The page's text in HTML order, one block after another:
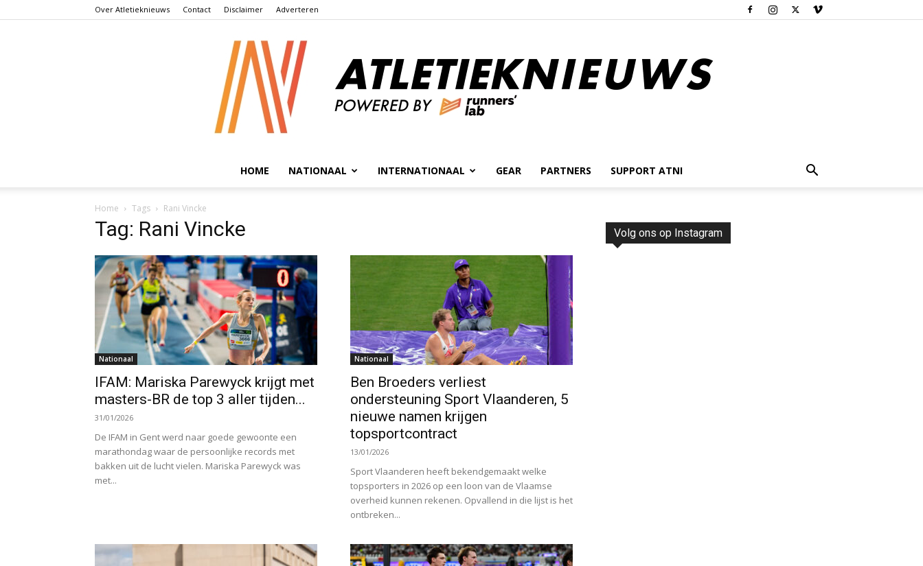
Over Atletieknieuws Contact Disclaimer Adverteren
HOME NATIONAAL INTERNATIONAAL GEAR PARTNERS SUPPORT ATNI
Home Tags Rani Vincke
Tag: Rani Vincke
Nationaal
IFAM: Mariska Parewyck krijgt met
masters-BR de top 3 aller tijden...
31/01/2026
De IFAM in Gent werd naar goede gewoonte een
marathondag waar de persoonlijke records met
bakken uit de lucht vielen. Mariska Parewyck was
met...
Nationaal
Ben Broeders verliest
ondersteuning Sport Vlaanderen, 5
nieuwe namen krijgen
topsportcontract
13/01/2026
Sport Vlaanderen heeft bekendgemaakt welke
topsporters in 2026 op een loon van de Vlaamse
overheid kunnen rekenen. Opvallend in die lijst is het
ontbreken...
Volg ons op Instagram